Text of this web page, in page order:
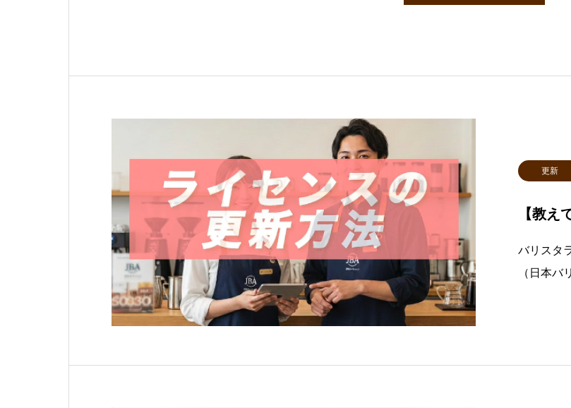
更新
【教え
バリスタ
（日本バ